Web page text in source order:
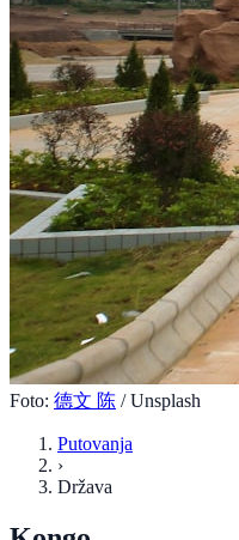
Foto: 德文 陈 / Unsplash
Putovanja
›
Država